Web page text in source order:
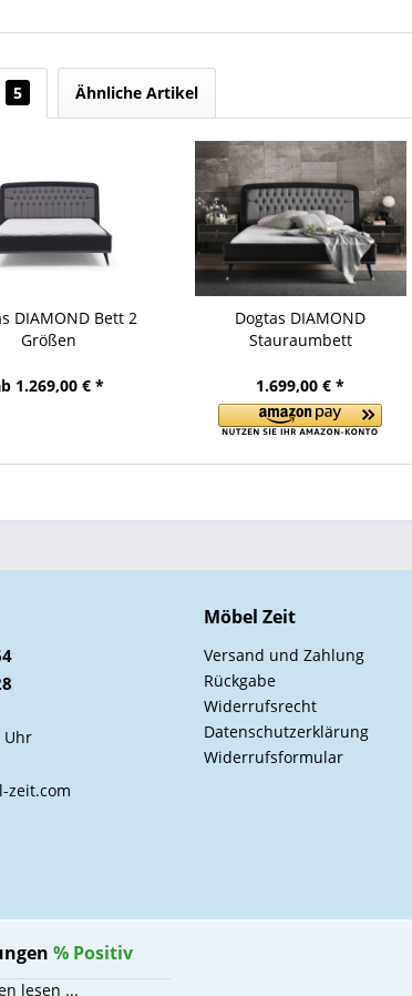
5 Ähnliche Artikel
DIAMOND Bett 2
Größen
1.269,00 € *
Dogtas DIAMOND
Stauraumbett
1.699,00 € *
Uhr
zeit.com
Möbel Zeit
Versand und Zahlung
Rückgabe
Widerrufsrecht
Datenschutzerklärung
Widerrufsformular
% Positiv
lesen ...